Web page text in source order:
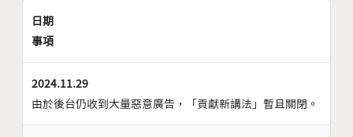
日期
事項
2024.11.29
由於後台仍收到大量惡意廣告，「貢獻新講法」暫且關閉。